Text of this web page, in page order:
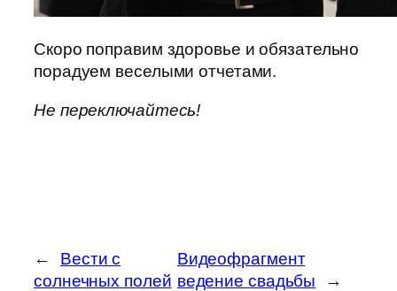
Скоро поправим здоровье и обязательно
порадуем веселыми отчетами.
Не переключайтесь!
←
Вести с
солнечных полей
Видеофрагмент
ведение свадьбы
→